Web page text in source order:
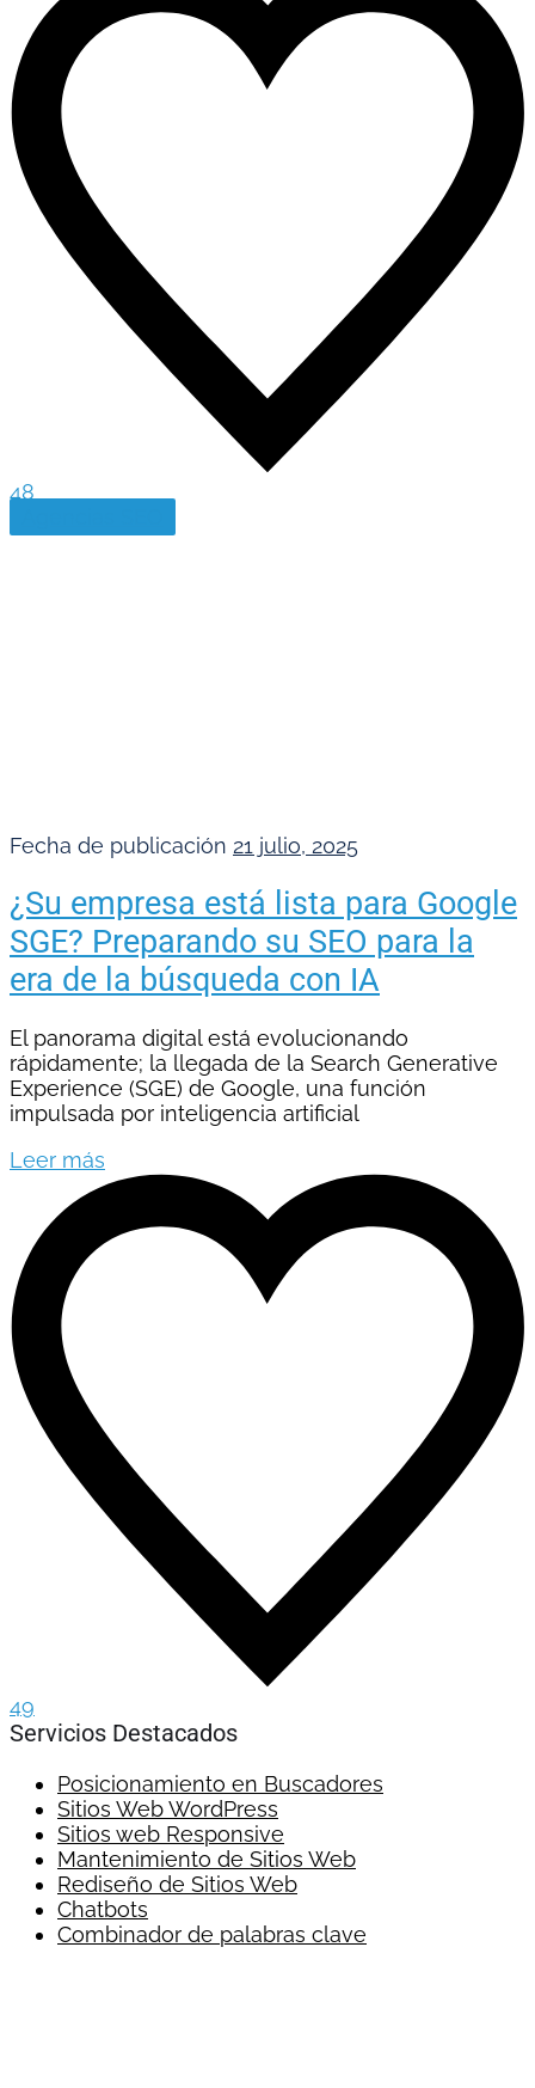
48
Fecha de publicación 21 julio, 2025
¿Su empresa está lista para Google
SGE? Preparando su SEO para la
era de la búsqueda con IA
El panorama digital está evolucionando
rápidamente; la llegada de la Search Generative
Experience (SGE) de Google, una función
impulsada por inteligencia artificial
Leer más
49
Servicios Destacados
Posicionamiento en Buscadores
Sitios Web WordPress
Sitios web Responsive
Mantenimiento de Sitios Web
Rediseño de Sitios Web
Chatbots
Combinador de palabras clave